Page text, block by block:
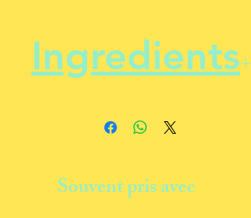
Ingredients
articles avec l'appelation "Balles
Souvent pris avec